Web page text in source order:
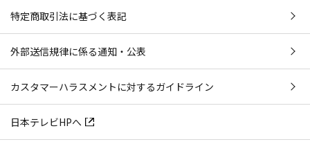
特定商取引法に基づく表記
外部送信規律に係る通知・公表
カスタマーハラスメントに対するガイドライン
日本テレビHPへ